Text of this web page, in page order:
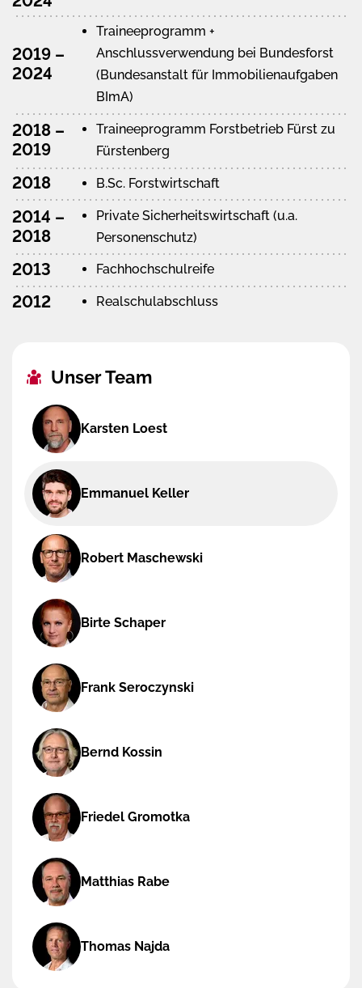
2019 –
2024
Traineeprogramm +
Anschlussverwendung bei Bundesforst
(Bundesanstalt für Immobilienaufgaben
BImA)
2018 –
2019
Traineeprogramm Forstbetrieb Fürst zu
Fürstenberg
2018 B.Sc. Forstwirtschaft
2014 –
2018
Private Sicherheitswirtschaft (u.a.
Personenschutz)
2013 Fachhochschulreife
2012 Realschulabschluss
Unser Team
Karsten Loest
Emmanuel Keller
Robert Maschewski
Birte Schaper
Frank Seroczynski
Bernd Kossin
Friedel Gromotka
Matthias Rabe
Thomas Najda